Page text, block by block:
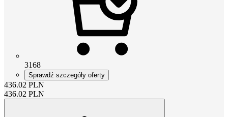
3168
Sprawdź szczegóły oferty
436.02 PLN
436.02 PLN